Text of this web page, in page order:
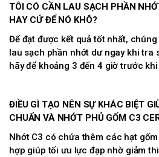
TÔI CÓ CẦN LAU SẠCH PHẦN
HAY CỨ ĐỂ NÓ KHÔ?
Để đạt được kết quả tốt nhất,
lau sạch phần nhớt dư ngay khi tra
hãy để khoảng 3 đến 4 giờ trước
ĐIỀU GÌ TẠO NÊN SỰ KHÁC BIỆT
CHUẨN VÀ NHỚT PHỦ GỐM C3
Nhớt C3 có chứa thêm các hạt
hợp giúp tối ưu lực đạp nhờ giảm